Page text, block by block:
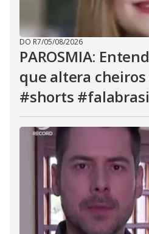
DO R7/05/08/2026
PAROSMIA:
que altera cheiros
#shorts